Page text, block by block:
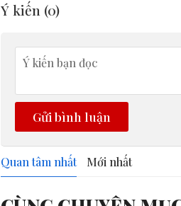
Ý kiến (0)
Gửi bình luận
Quan tâm nhất Mới nhất